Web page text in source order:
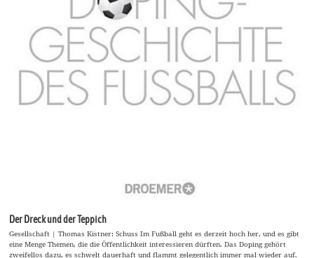
Der Dreck und der Teppich
Gesellschaft | Thomas Kistner: Schuss Im Fußball geht es derzeit hoch her, und es gibt
eine Menge Themen, die die Öffentlichkeit interessieren dürften. Das Doping gehört
zweifellos dazu, es schwelt dauerhaft und flammt gelegentlich immer mal wieder auf.